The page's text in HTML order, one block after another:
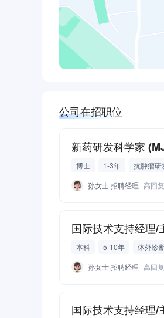
公司在招职位
新药研发科学家
博士 1-3年 抗肿瘤研
生物大分子药物研发
孙女士·招聘经理 高回
国际技术支持经理/
本科 5-10年 体外诊
海外/国际
孙女士·招聘经理 高回
国际技术支持经理/